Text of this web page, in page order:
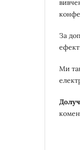
За
Ми